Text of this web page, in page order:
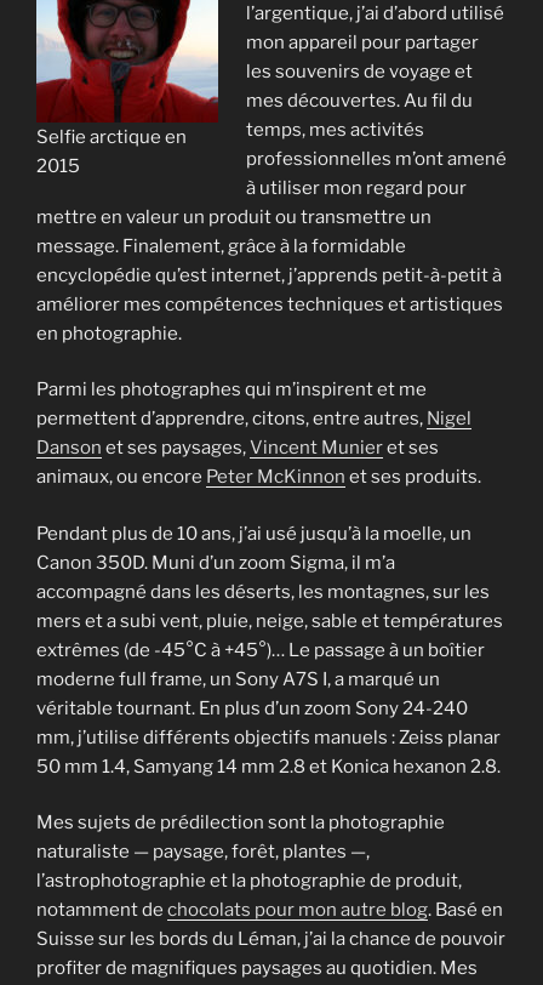
Selfie arctique en
2015
l’argentique, j’ai d’abord utilisé
mon appareil pour partager
les souvenirs de voyage et
mes découvertes. Au fil du
temps, mes activités
professionnelles m’ont amené
à utiliser mon regard pour
mettre en valeur un produit ou transmettre un
message. Finalement, grâce à la formidable
encyclopédie qu’est internet, j’apprends petit-à-petit à
améliorer mes compétences techniques et artistiques
en photographie.
Parmi les photographes qui m’inspirent et me
permettent d’apprendre, citons, entre autres, Nigel
Danson et ses paysages,Vincent Munieret ses
animaux, ou encore Peter McKinnon et ses produits.
Pendant plus de 10 ans, j’ai usé jusqu’à la moelle, un
Canon 350D. Muni d’un zoom Sigma, il m’a
accompagné dans les déserts, les montagnes, sur les
mers et a subi vent, pluie, neige, sable et températures
extrêmes (de -45°C à +45°)… Le passage à un boîtier
moderne full frame, un Sony A7S I, a marqué un
véritable tournant. En plus d’un zoom Sony 24-240
mm, j’utilise différents objectifs manuels : Zeiss planar
50 mm 1.4, Samyang 14 mm 2.8 et Konica hexanon 2.8.
Mes sujets de prédilection sont la photographie
naturaliste — paysage, forêt, plantes —,
l’astrophotographie et la photographie de produit,
notamment de chocolats pour mon autre blog. Basé en
Suisse sur les bords du Léman, j’ai la chance de pouvoir
profiter de magnifiques paysages au quotidien. Mes